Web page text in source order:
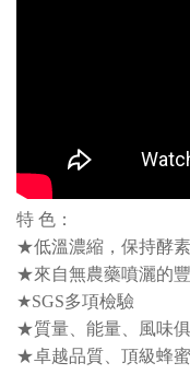
特 色：
★低溫濃縮，保持酵
★來自無農藥噴灑的
★SGS多項檢驗
★質量、能量、風味
★卓越品質、頂級蜂